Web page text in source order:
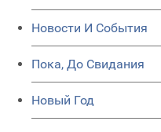
Новости И События
Пока, До Свидания
Новый Год